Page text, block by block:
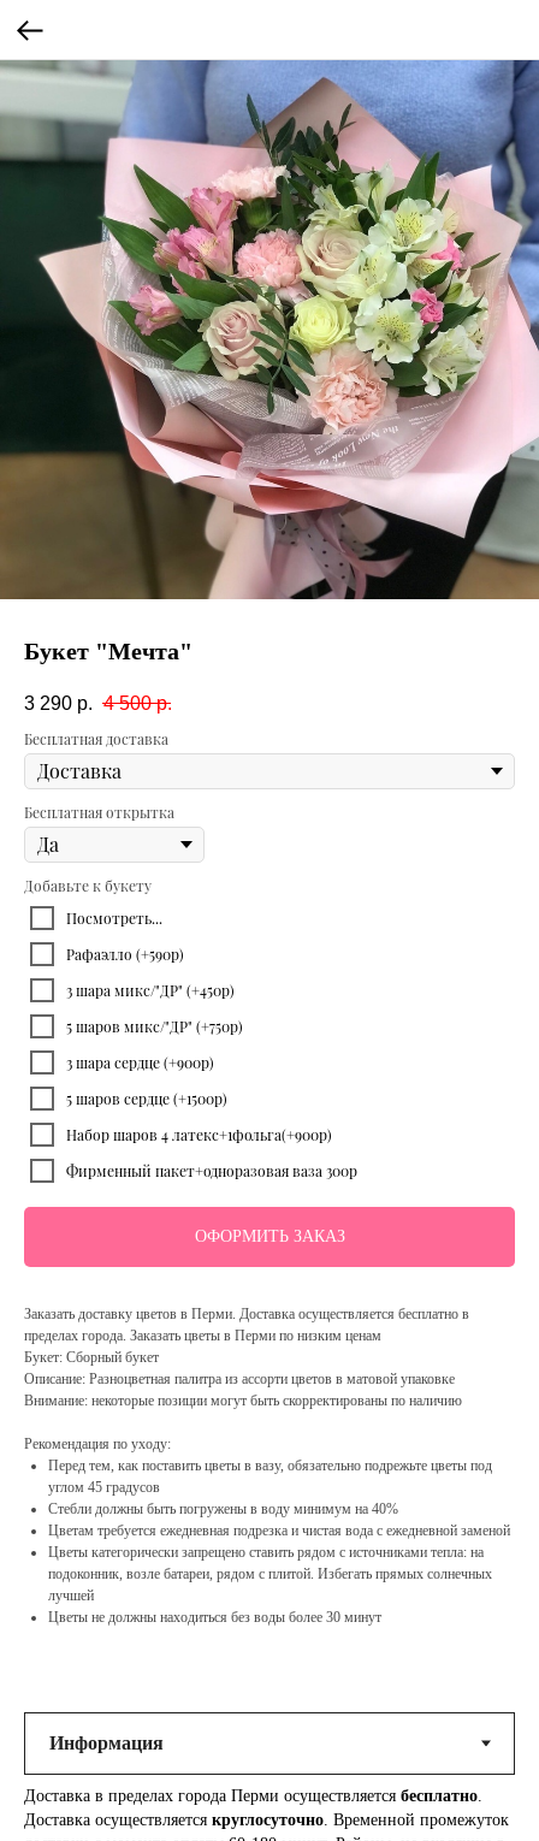
Букет "Мечта"
3 290 р. 4 500 р.
Бесплатная доставка
Бесплатная открытка
Добавьте к букету
Посмотреть...
Рафаэлло (+590р)
3 шара микс/"ДР" (+450р)
5 шаров микс/"ДР" (+750р)
3 шара сердце (+900р)
5 шаров сердце (+1500р)
Набор шаров 4 латекс+1фольга(+900р)
Фирменный пакет+одноразовая ваза 300р
ОФОРМИТЬ ЗАКАЗ
Заказать доставку цветов в Перми. Доставка осуществляется бесплатно в
пределах города. Заказать цветы в Перми по низким ценам
Букет: Сборный букет
Описание: Разноцветная палитра из ассорти цветов в матовой упаковке
Внимание: некоторые позиции могут быть скорректированы по наличию
Рекомендация по уходу:
Перед тем, как поставить цветы в вазу, обязательно подрежьте цветы под
углом 45 градусов
Стебли должны быть погружены в воду минимум на 40%
Цветам требуется ежедневная подрезка и чистая вода с ежедневной заменой
Цветы категорически запрещено ставить рядом с источниками тепла: на
подоконник, возле батареи, рядом с плитой. Избегать прямых солнечных
лучшей
Цветы не должны находиться без воды более 30 минут
Доставка в пределах города Перми осуществляется бесплатно.
Доставка осуществляется круглосуточно. Временной промежуток